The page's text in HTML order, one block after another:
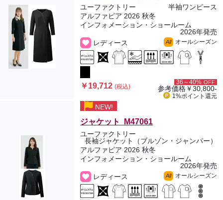
ユーファクトリー
半袖ワンピース
アルファピア 2026 秋冬
インフォメーション・ショールーム
2026年発売
レディース
All オールシーズン
￥19,712(税込)
36～40% OFF
参考価格￥30,800-
1%ポイント 還元
NEW!
ジャケット M47061
ユーファクトリー
長袖ジャケット（ブルゾン・ジャンパー）
アルファピア 2026 秋冬
インフォメーション・ショールーム
2026年発売
レディース
All オールシーズン